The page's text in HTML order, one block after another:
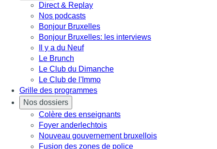
Direct & Replay
Nos podcasts
Bonjour Bruxelles
Bonjour Bruxelles: les interviews
Il y a du Neuf
Le Brunch
Le Club du Dimanche
Le Club de l'Immo
Grille des programmes
Nos dossiers
Colère des enseignants
Foyer anderlechtois
Nouveau gouvernement bruxellois
Fusion des zones de police